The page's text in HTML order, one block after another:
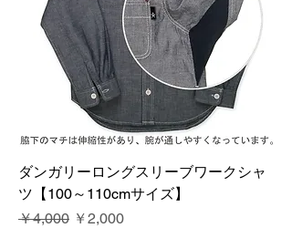
ダンガリーロングスリーブワークシャ
ツ【100～110cmサイズ】
通常価格
￥4,000 セール価格
￥2,000